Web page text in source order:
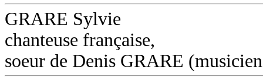
GRARE Sylvie
chanteuse française,
soeur de Denis GRARE